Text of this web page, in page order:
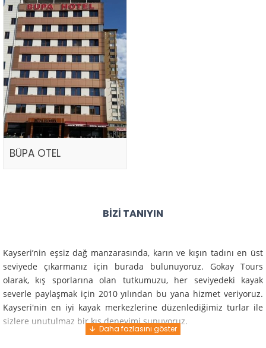
BÜPA OTEL
BIZI TANIYIN
Kayseri’nin eşsiz dağ manzarasında, karın ve kışın tadını en üst
seviyede çıkarmanız için burada bulunuyoruz. Gokay Tours
olarak, kış sporlarına olan tutkumuzu, her seviyedeki kayak
severle paylaşmak için 2010 yılından bu yana hizmet veriyoruz.
Kayseri'nin en iyi kayak merkezlerine düzenlediğimiz turlar ile
sizlere unutulmaz bir kış deneyimi sunuyoruz.